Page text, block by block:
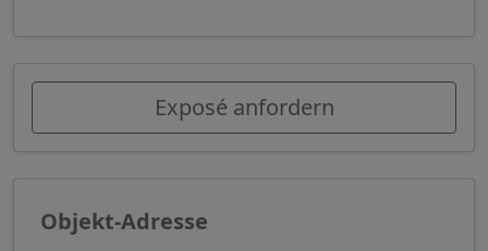
Exposé anfordern
Objekt-Adresse